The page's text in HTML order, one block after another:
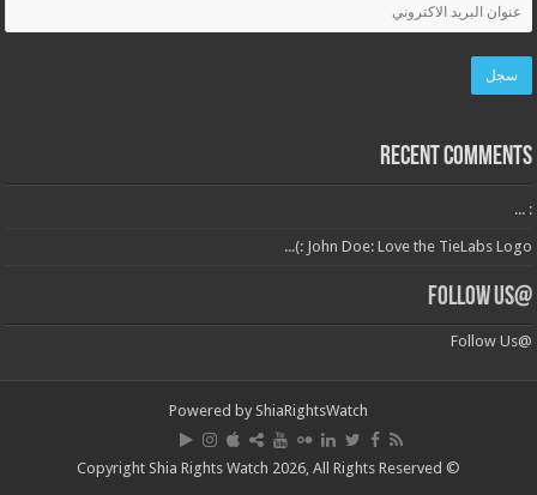
Recent Comments
: ...
John Doe: Love the TieLabs Logo :)...
@Follow Us
@Follow Us
Powered by ShiaRightsWatch
© Copyright Shia Rights Watch 2026, All Rights Reserved